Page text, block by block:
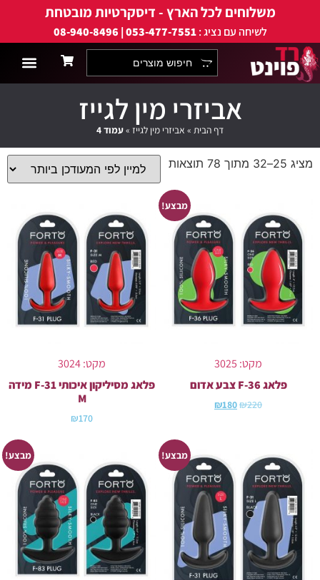
משלוחים לכל הארץ - דיסקרטיות מובטחת
לשיחה עם נציג :053-477-7551 | 08-940-8496
אביזרי מין לגייז
דף הבית » אביזרי מין לגייז »עמוד 4
מציג 25–32 מתוך 78 תוצאות
מבצע!
מקט: 3025
פלאג F-36 צבע אדום
₪220
₪180
מקט: 3024
פלאג מסיליקון איכותי F-31 מידה
M
₪170
מבצע! מבצע!